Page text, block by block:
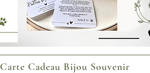
Carte Cadeau Bijou Souvenir